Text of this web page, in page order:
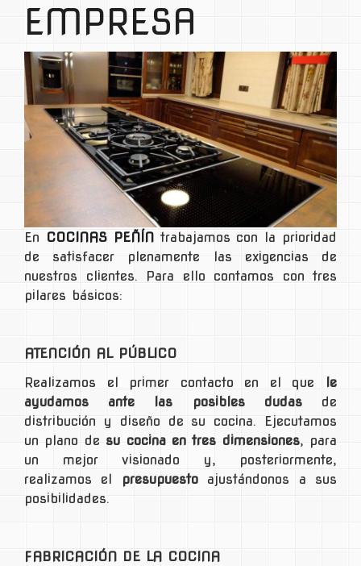
EMPRESA
En COCINAS PEÑÍNtrabajamos con la prioridad
de satisfacer plenamente las exigencias de
nuestros clientes. Para ello contamos con tres
pilares básicos:
ATENCIÓN AL PÚBLICO
Realizamos el primer contacto en el que le
ayudamos ante las posibles dudasde
distribución y diseño de su cocina. Ejecutamos
un plano de su cocina en tres dimensiones, para
un mejor visionado y, posteriormente,
realizamos el
presupuestoajustándonos a sus
posibilidades.
FABRICACIÓN DE LA COCINA